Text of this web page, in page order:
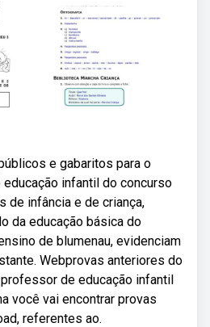
e gabaritos para o
infantil do concurso
de infância e de criança,
da educação básica do
de blumenau, evidenciam
Webprovas anteriores do
de educação infantil
você vai encontrar provas
referentes ao.